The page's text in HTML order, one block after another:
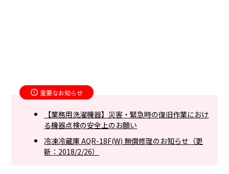
重要なお知らせ
【業務用洗濯機器】災害・緊急時の復旧作業におけ
る機器点検の安全上のお願い
冷凍冷蔵庫 AQR-18F(W) 無償修理のお知らせ（更
新：2018/2/26）